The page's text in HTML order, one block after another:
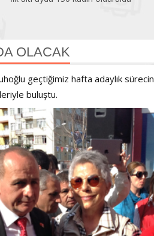
OLACAK
geçtiğimiz hafta adaylık
buluştu.